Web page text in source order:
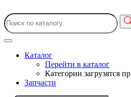
Каталог
Перейти в каталог
Категории загрузятся
Запчасти